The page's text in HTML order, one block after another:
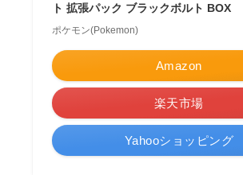
ト 拡張パック ブラックボルト BOX
ポケモン(Pokemon)
Amazon
楽天市場
Yahooショッピング